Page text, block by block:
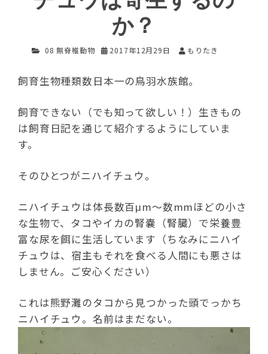
か？
08 無脊椎動物 2017年12月29日 もりたき
飼育生物種類数日本一の鳥羽水族館。
飼育できない（でも知って欲しい！）生きもの
は飼育日記を通じて紹介するようにしていま
す。
そのひとつがニハイチュウ。
ニハイチュウは体長数百μm〜数mmほどの小さ
な生物で、タコやイカの腎嚢（腎臓）で栄養豊
富な尿を餌に生活しています（ちなみにニハイ
チュウは、宿主もそれを食べる人間にも悪さは
しません。ご安心ください）
これは熊野灘のタコから見つかった頭でっかち
ニハイチュウ。名前はまだない。